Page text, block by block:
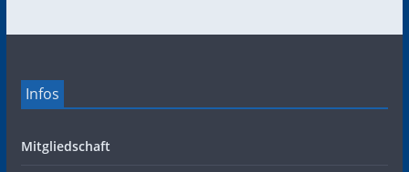
Infos
Mitgliedschaft